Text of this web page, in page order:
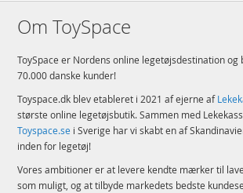
Om ToySpace
ToySpace er Nordens online legetøjsdestination
70.000 danske kunder!
Toyspace.dk blev etableret i 2021 af ejerne af
største online legetøjsbutik. Sammen med
Toyspace.se i Sverige har vi skabt en af
inden for legetøj!
Vores ambitioner er at levere kendte mærker til
som muligt, og at tilbyde markedets bedste